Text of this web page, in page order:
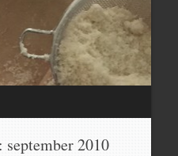
september 2010